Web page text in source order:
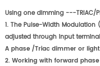
Using one dimming ---TRIAC/
1. The Pulse-Width
adjusted through input
A phase /Triac dimmer or
2. Working with forward